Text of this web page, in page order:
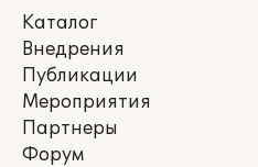
Каталог
Внедрения
Публикации
Мероприятия
Партнеры
Форум